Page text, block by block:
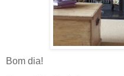
Bom dia!